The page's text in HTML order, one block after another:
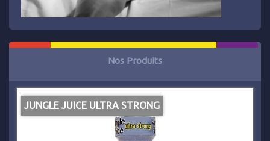
Nos Produits
JUNGLE JUICE ULTRA STRONG